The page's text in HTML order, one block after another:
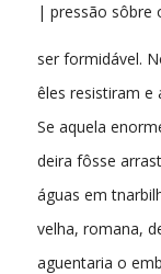
| pressão sôbre
ser formidável.
êles resistiram e
Se aquela
deira fôsse
águas em
velha, romana,
aguentaria o